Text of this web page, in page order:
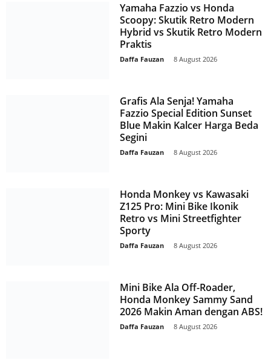
Yamaha Fazzio vs Honda
Scoopy: Skutik Retro Modern
Hybrid vs Skutik Retro Modern
Praktis
Daffa Fauzan 8 August 2026
Grafis Ala Senja! Yamaha
Fazzio Special Edition Sunset
Blue Makin Kalcer Harga Beda
Segini
Daffa Fauzan 8 August 2026
Honda Monkey vs Kawasaki
Z125 Pro: Mini Bike Ikonik
Retro vs Mini Streetfighter
Sporty
Daffa Fauzan 8 August 2026
Mini Bike Ala Off-Roader,
Honda Monkey Sammy Sand
2026 Makin Aman dengan ABS!
Daffa Fauzan 8 August 2026